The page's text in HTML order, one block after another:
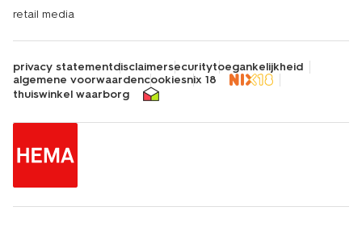
retail media
privacy statementdisclaimersecuritytoegankelijkheid
algemene voorwaardencookiesnix 18
thuiswinkel waarborg